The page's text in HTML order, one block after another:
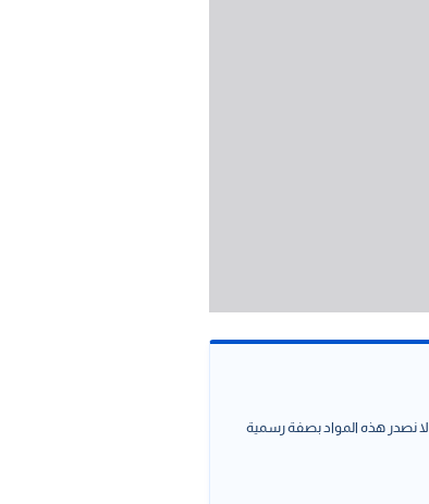
لا نصدر هذه المواد بصفة رسمية